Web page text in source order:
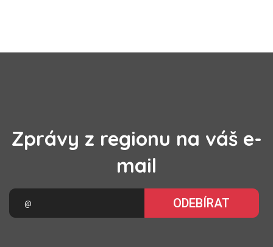
Zprávy z regionu na váš e-
mail
ODEBÍRAT